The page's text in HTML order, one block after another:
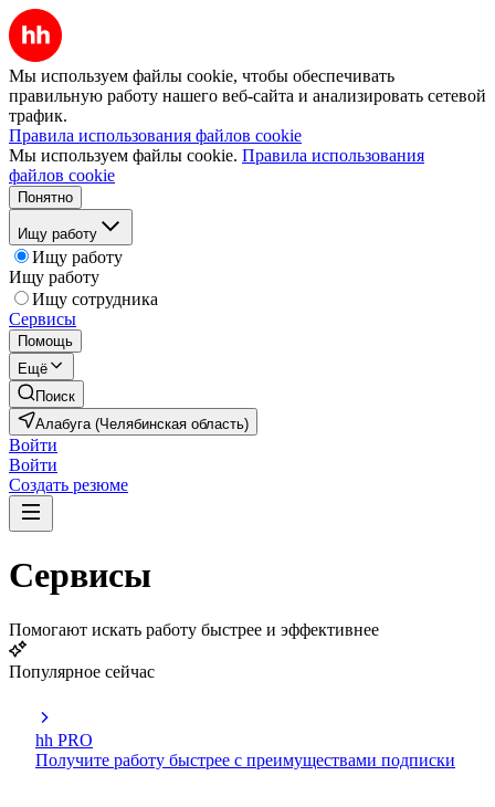
Мы используем файлы cookie, чтобы обеспечивать
правильную работу нашего веб-сайта и анализировать сетевой
трафик.
Правила использования файлов cookie
Мы используем файлы cookie. Правила использования
файлов cookie
Понятно
Ищу работу
Ищу работу
Ищу работу
Ищу сотрудника
Сервисы
Помощь
Ещё
Поиск
Алабуга (Челябинская область)
Войти
Войти
Создать резюме
Сервисы
Помогают искать работу быстрее и эффективнее
Популярное сейчас
hh PRO
Получите работу быстрее с преимуществами подписки